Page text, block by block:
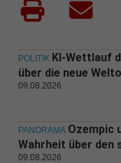
POLITIK KI-Wettlauf
über die neue
09.08.2026
PANORAMA Ozempic
Wahrheit über den
09.08.2026